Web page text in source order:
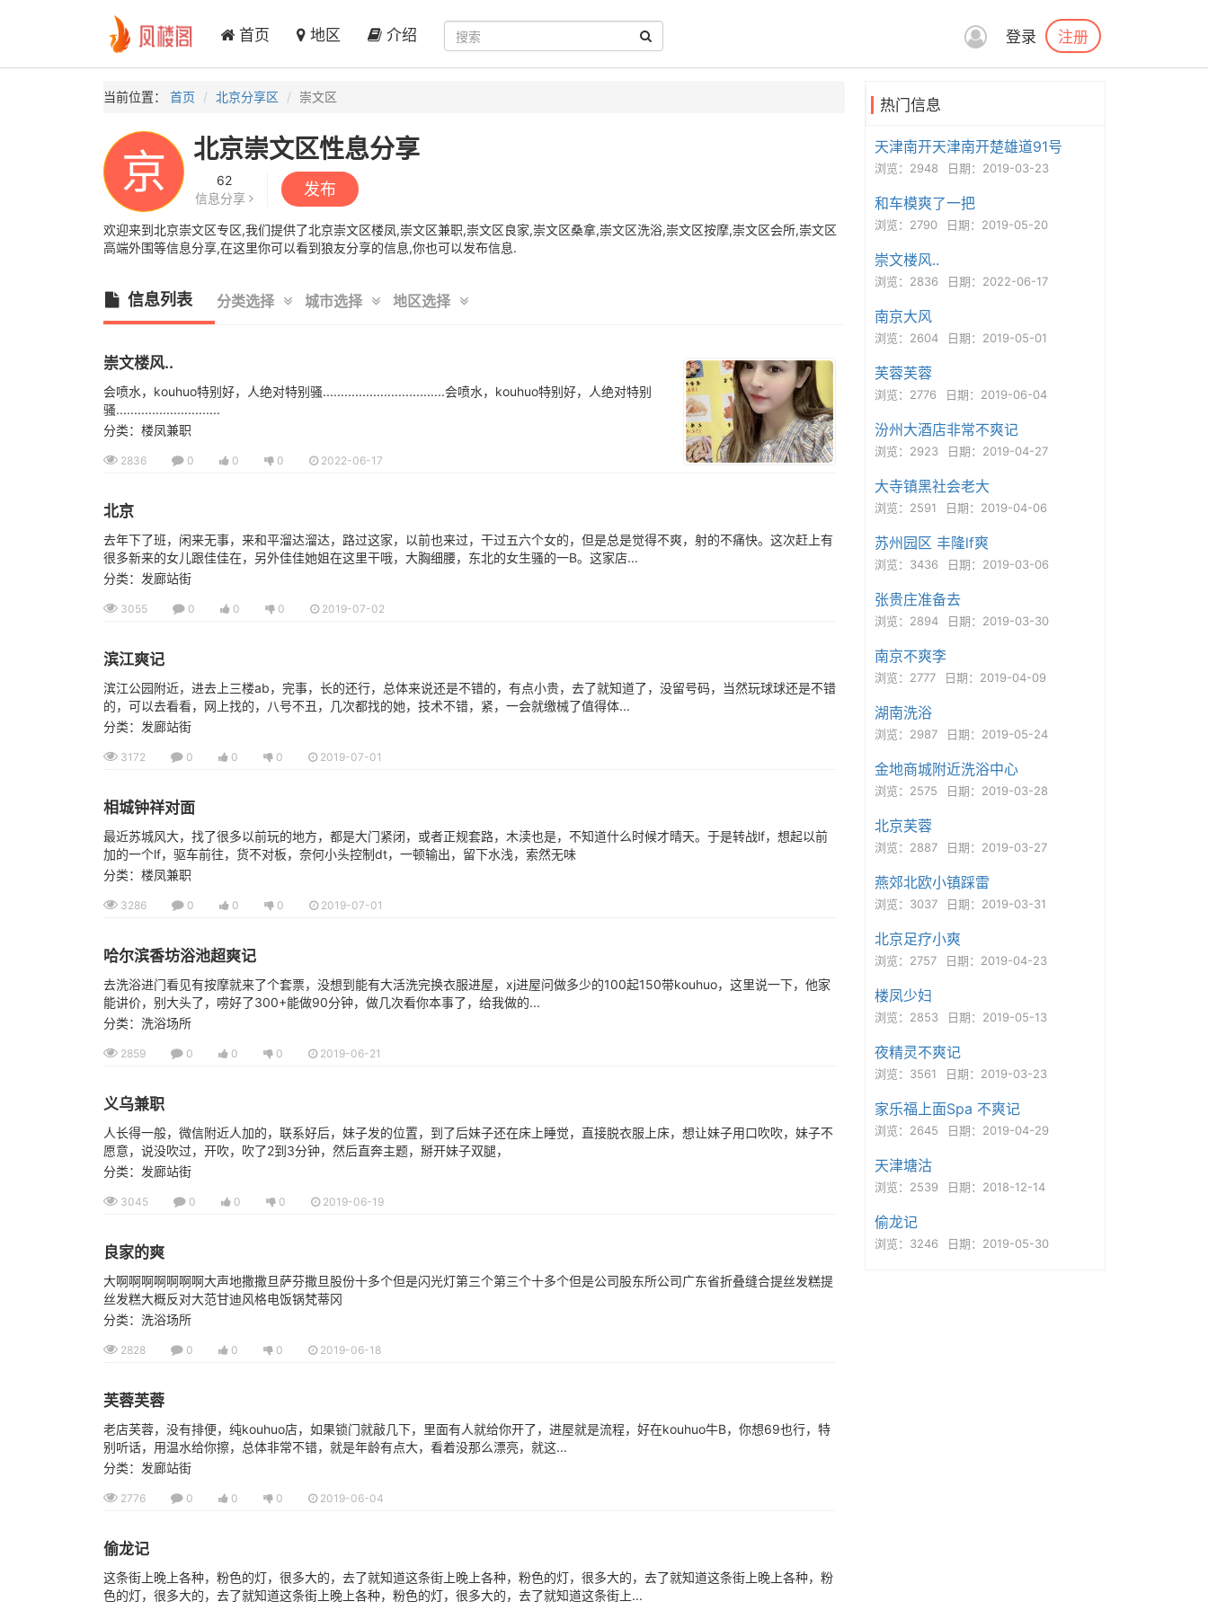
首页 地区 介绍 登录 注册
当前位置： 首页 北京分享区 崇文区
京 北京崇文区性息分享
62
信息分享
发布
欢迎来到北京崇文区专区,我们提供了北京崇文区楼凤,崇文区兼职,崇文区良家,崇文区桑拿,崇文区洗浴,崇文区按摩,崇文区会所,崇文区
高端外围等信息分享,在这里你可以看到狼友分享的信息,你也可以发布信息.
信息列表 分类选择 城市选择 地区选择
崇文楼风..
会喷水，kouhuo特别好，人绝对特别骚..................................会喷水，kouhuo特别好，人绝对特别
骚.............................
分类：楼凤兼职
2836 0 0 0 2022-06-17
北京
去年下了班，闲来无事，来和平溜达溜达，路过这家，以前也来过，干过五六个女的，但是总是觉得不爽，射的不痛快。这次赶上有
很多新来的女儿跟佳佳在，另外佳佳她姐在这里干哦，大胸细腰，东北的女生骚的一B。这家店...
分类：发廊站街
3055 0 0 0 2019-07-02
滨江爽记
滨江公园附近，进去上三楼ab，完事，长的还行，总体来说还是不错的，有点小贵，去了就知道了，没留号码，当然玩球球还是不错
的，可以去看看，网上找的，八号不丑，几次都找的她，技术不错，紧，一会就缴械了值得体...
分类：发廊站街
3172 0 0 0 2019-07-01
相城钟祥对面
最近苏城风大，找了很多以前玩的地方，都是大门紧闭，或者正规套路，木渎也是，不知道什么时候才晴天。于是转战lf，想起以前
加的一个lf，驱车前往，货不对板，奈何小头控制dt，一顿输出，留下水浅，索然无味
分类：楼凤兼职
3286 0 0 0 2019-07-01
哈尔滨香坊浴池超爽记
去洗浴进门看见有按摩就来了个套票，没想到能有大活洗完换衣服进屋，xj进屋问做多少的100起150带kouhuo，这里说一下，他家
能讲价，别大头了，唠好了300+能做90分钟，做几次看你本事了，给我做的...
分类：洗浴场所
2859 0 0 0 2019-06-21
义乌兼职
人长得一般，微信附近人加的，联系好后，妹子发的位置，到了后妹子还在床上睡觉，直接脱衣服上床，想让妹子用口吹吹，妹子不
愿意，说没吹过，开吹，吹了2到3分钟，然后直奔主题，掰开妹子双腿，
分类：发廊站街
3045 0 0 0 2019-06-19
良家的爽
大啊啊啊啊啊啊啊大声地撒撒旦萨芬撒旦股份十多个但是闪光灯第三个第三个十多个但是公司股东所公司广东省折叠缝合提丝发糕提
丝发糕大概反对大范甘迪风格电饭锅梵蒂冈
分类：洗浴场所
2828 0 0 0 2019-06-18
芙蓉芙蓉
老店芙蓉，没有排便，纯kouhuo店，如果锁门就敲几下，里面有人就给你开了，进屋就是流程，好在kouhuo牛B，你想69也行，特
别听话，用温水给你擦，总体非常不错，就是年龄有点大，看着没那么漂亮，就这...
分类：发廊站街
2776 0 0 0 2019-06-04
偷龙记
这条街上晚上各种，粉色的灯，很多大的，去了就知道这条街上晚上各种，粉色的灯，很多大的，去了就知道这条街上晚上各种，粉
色的灯，很多大的，去了就知道这条街上晚上各种，粉色的灯，很多大的，去了就知道这条街上...
热门信息
天津南开天津南开楚雄道91号
浏览：2948 日期：2019-03-23
和车模爽了一把
浏览：2790 日期：2019-05-20
崇文楼风..
浏览：2836 日期：2022-06-17
南京大风
浏览：2604 日期：2019-05-01
芙蓉芙蓉
浏览：2776 日期：2019-06-04
汾州大酒店非常不爽记
浏览：2923 日期：2019-04-27
大寺镇黑社会老大
浏览：2591 日期：2019-04-06
苏州园区 丰隆lf爽
浏览：3436 日期：2019-03-06
张贵庄准备去
浏览：2894 日期：2019-03-30
南京不爽李
浏览：2777 日期：2019-04-09
湖南洗浴
浏览：2987 日期：2019-05-24
金地商城附近洗浴中心
浏览：2575 日期：2019-03-28
北京芙蓉
浏览：2887 日期：2019-03-27
燕郊北欧小镇踩雷
浏览：3037 日期：2019-03-31
北京足疗小爽
浏览：2757 日期：2019-04-23
楼凤少妇
浏览：2853 日期：2019-05-13
夜精灵不爽记
浏览：3561 日期：2019-03-23
家乐福上面Spa 不爽记
浏览：2645 日期：2019-04-29
天津塘沽
浏览：2539 日期：2018-12-14
偷龙记
浏览：3246 日期：2019-05-30